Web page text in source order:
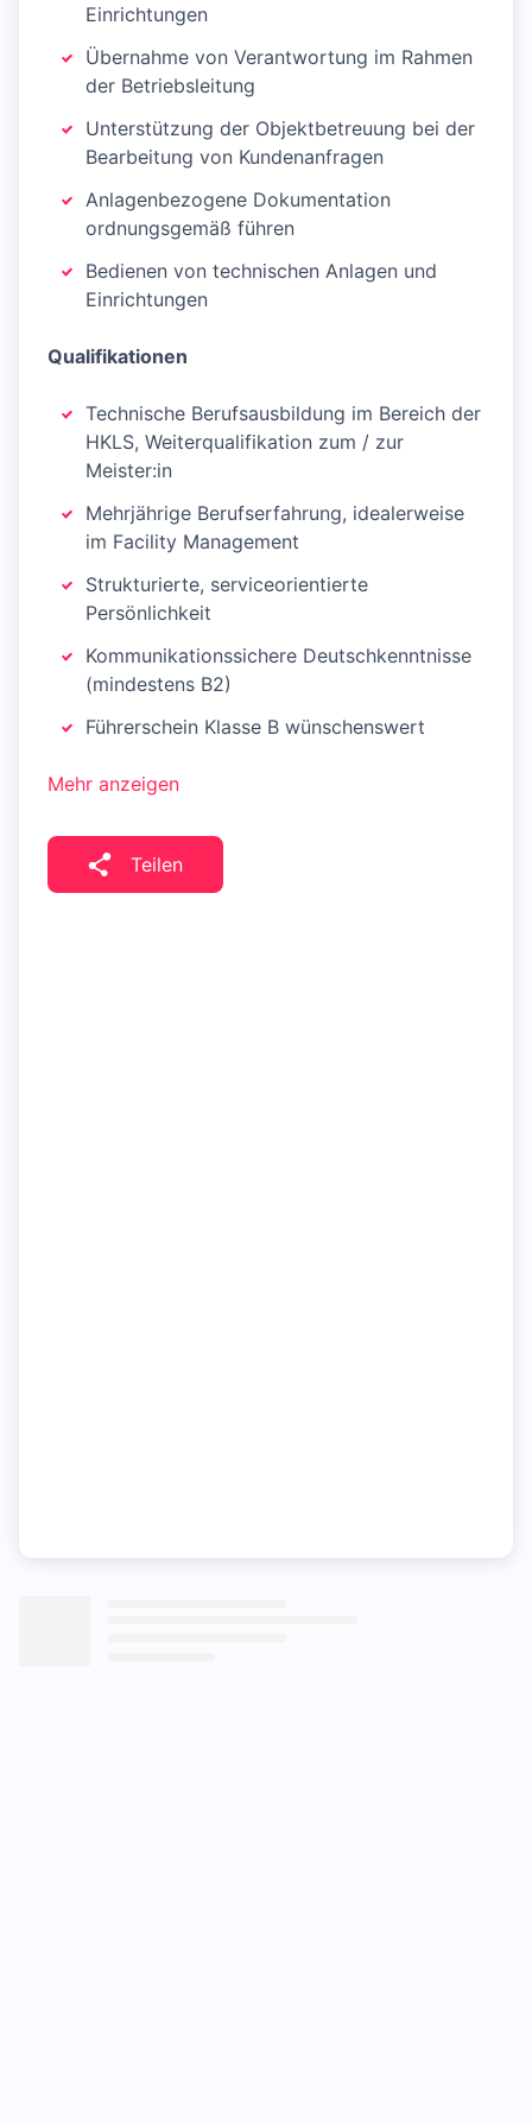
Einrichtungen
Übernahme von Verantwortung im Rahmen
der Betriebsleitung
Unterstützung der Objektbetreuung bei der
Bearbeitung von Kundenanfragen
Anlagenbezogene Dokumentation
ordnungsgemäß führen
Bedienen von technischen Anlagen und
Einrichtungen
Qualifikationen
Technische Berufsausbildung im Bereich der
HKLS, Weiterqualifikation zum / zur
Meister:in
Mehrjährige Berufserfahrung, idealerweise
im Facility Management
Strukturierte, serviceorientierte
Persönlichkeit
Kommunikationssichere Deutschkenntnisse
(mindestens B2)
Führerschein Klasse B wünschenswert
Mehr anzeigen
Teilen